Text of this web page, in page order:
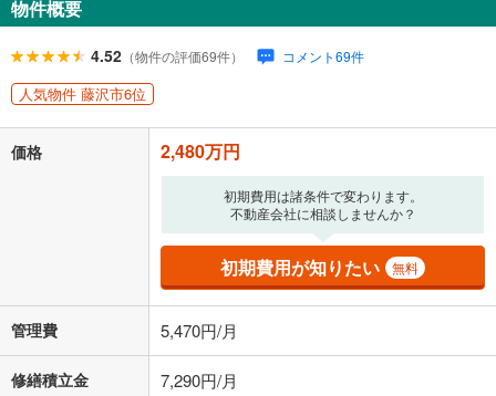
ナス時の増額分（1回分）を入力してください。
ボーナス払いの限度額は金融機関によって異なります。
閉じる
月々の返済額 77,137円 /月
ローン返済額 64,377
「金利」については、ご利用を予定されている金融機関等にご確認の
上、ご自身での入力をお願いいたします。初期設定で自動入力されてい
る値は、実際の金融機関等における貸出金利とは何ら関係がなく、実際
の金融機関等における貸出金利を何ら保証するものではありません。返
済方法「元利均等返済」にて算出しております。入力された金利を35年
適用した場合の計算結果を表示しています。
借り入れの際は各金融機関等に、必ずご自身でご確認をお願いいたしま
す。
物件概要
4.52 （物件の評価69件） コメント69件
人気物件 藤沢市6位
価格 2,480万円
初期費用は諸条件で変わります。
不動産会社に相談しませんか？
初期費用が知りたい 無料
管理費 5,470円/月
修繕積立金 7,290円/月